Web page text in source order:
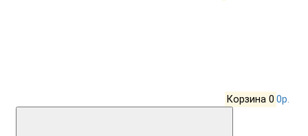
Корзина 0 0р.